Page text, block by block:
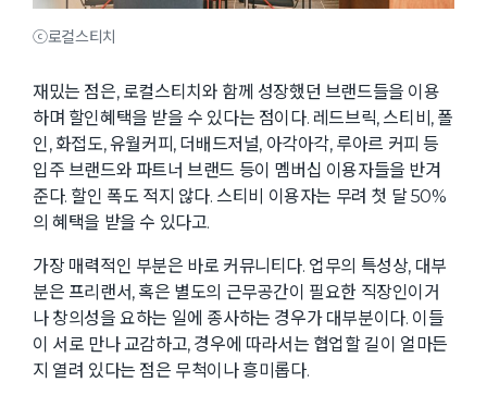
ⓒ로컬스티치
재밌는 점은, 로컬스티치와 함께 성장했던 브랜드들을 이용
하며 할인혜택을 받을 수 있다는 점이다. 레드브릭, 스티비, 폴
인, 화접도, 유월커피, 더배드저널, 아각아각, 루아르 커피 등
입주 브랜드와 파트너 브랜드 등이 멤버십 이용자들을 반겨
준다. 할인 폭도 적지 않다. 스티비 이용자는 무려 첫 달 50%
의 혜택을 받을 수 있다고.
가장 매력적인 부분은 바로 커뮤니티다. 업무의 특성상, 대부
분은 프리랜서, 혹은 별도의 근무공간이 필요한 직장인이거
나 창의성을 요하는 일에 종사하는 경우가 대부분이다. 이들
이 서로 만나 교감하고, 경우에 따라서는 협업할 길이 얼마든
지 열려 있다는 점은 무척이나 흥미롭다.